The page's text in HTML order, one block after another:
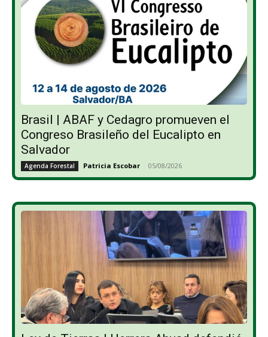
Brasil | ABAF y Cedagro promueven el
Congreso Brasileño del Eucalipto en
Salvador
Agenda Forestal Patricia Escobar - 05/08/2026